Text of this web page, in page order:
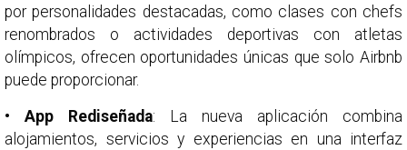
por personalidades destacadas, como clases con chefs
renombrados o actividades deportivas con atletas
olímpicos, ofrecen oportunidades únicas que solo Airbnb
puede proporcionar.
• App Rediseñada: La nueva aplicación combina
alojamientos, servicios y experiencias en una interfaz